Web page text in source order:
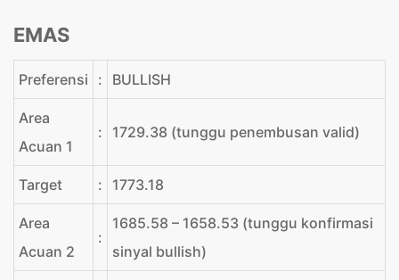
EMAS
Preferensi : BULLISH
Area
Acuan 1
: 1729.38 (tunggu penembusan valid)
Target : 1773.18
Area
Acuan 2
:
1685.58 – 1658.53 (tunggu konfirmasi
sinyal bullish)